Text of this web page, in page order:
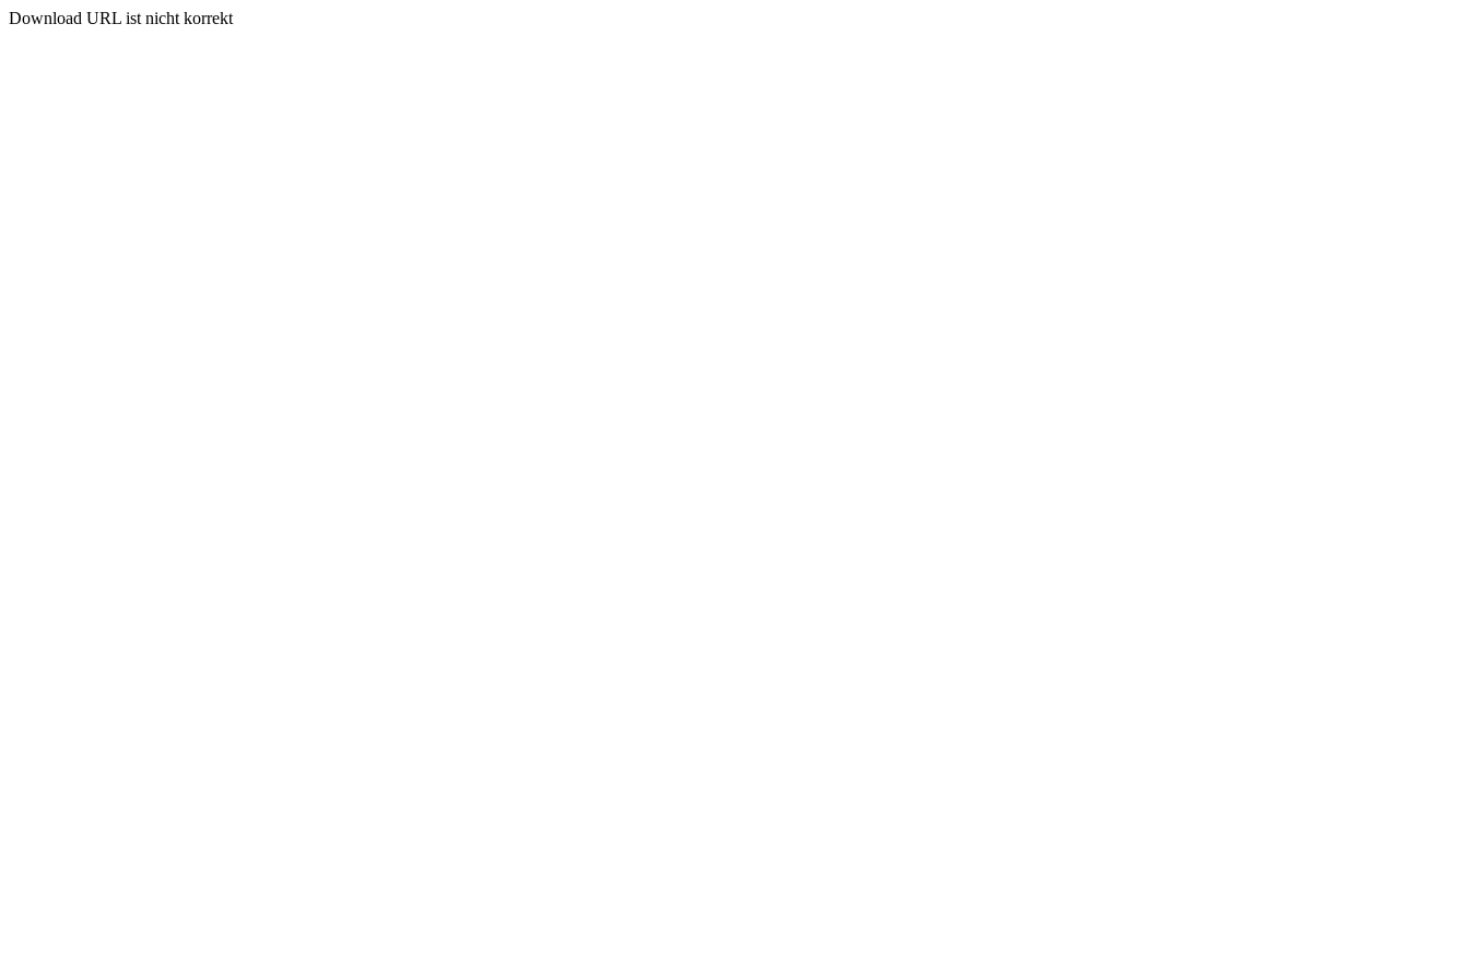
Download URL ist nicht korrekt